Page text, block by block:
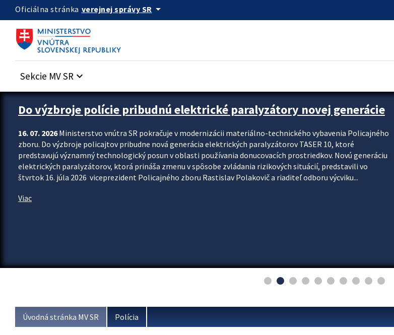
Preskocit na hlavný obsah
Oficiálna stránka verejnej správy SR arrow_drop_down
Sekcie MV SR keyboard_arrow_down
Zastavit automatický posun upútavok
Do výzbroje polície pribudnú elektrické paralyzátory novej generácie
16. 07. 2026Ministerstvo vnútra SR pokračuje v modernizácii materiálno-technického vybavenia Policajného
zboru. Do výzbroje policajtov pribudne nová generácia elektrických paralyzátorov TASER 10, ktoré
predstavujú významný technologický posun v oblasti používania donucovacích prostriedkov. Novú generáciu
elektrických paralyzátorov, ktorá prináša zmenu v spôsobe zvládania rizikových situácií, predstavili vo
štvrtok 16. júla 2026 viceprezident Policajného zboru Rastislav Polakovič a riaditeľ odboru výcviku...
Viac
Úvodná stránka MV SR Polícia